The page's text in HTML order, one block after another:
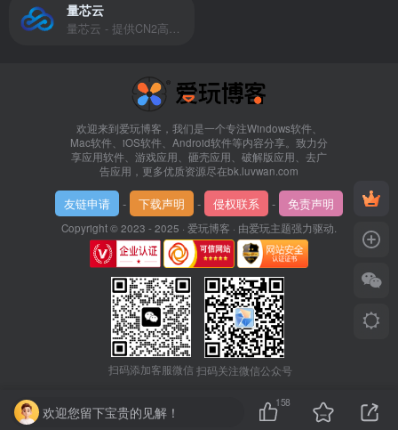
量芯云
量芯云 - 提供CN2高速香港美国云服务器&专业高防服务器租用等云服务器供应商
欢迎来到爱玩博客，我们是一个专注Windows软件、
Mac软件、iOS软件、Android软件等内容分享。致力分
享应用软件、游戏应用、砸壳应用、破解版应用、去广
告应用，更多优质资源尽在bk.luvwan.com
友链申请 - 下载声明 - 侵权联系 - 免责声明
Copyright © 2023 - 2025 · 爱玩博客 · 由爱玩主题强力驱动.
扫码添加客服微信扫码关注微信公众号
欢迎您留下宝贵的见解！
158